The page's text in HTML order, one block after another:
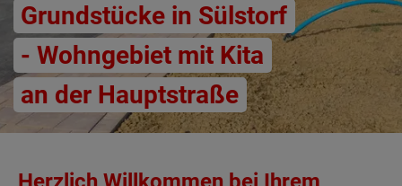
Grundstücke in Sülstorf
- Wohngebiet mit Kita
an der Hauptstraße